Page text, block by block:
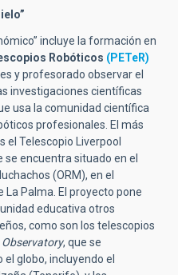
incluye la formación en
Robóticos (PETeR)
y profesorado observar el
investigaciones científicas
usa la comunidad científica
profesionales. El más
Telescopio Liverpool
se encuentra situado en el
(ORM), en el
La Palma. El proyecto pone
educativa otros
como son los telescopios
, que se
globo, incluyendo el